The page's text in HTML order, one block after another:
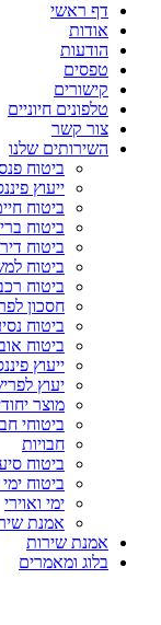
דף ראשי
אודות
הודעות
טפסים
קישורים
טלפונים חיוניים
צור קשר
השירותים שלנו
ביטוח
ייעוץ
ביטוח
ביטוח
ביטוח
ביטוח
ביטוח
חסכון
ביטוח
ביטוח
ייעוץ
יעוץ
מוצר
ביטוחי
חבויות
ביטוח
ביטוח ימי
ימי ואוירי
אמנת
אמנת שירות
בלוג ומאמרים